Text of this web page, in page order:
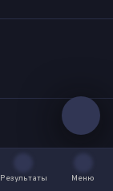
Результаты
Меню